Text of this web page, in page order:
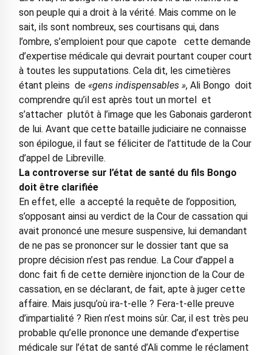
son peuple qui a droit à la vérité. Mais comme on le
sait, ils sont nombreux, ses courtisans qui, dans
l’ombre, s’emploient pour que capote cette demande
d’expertise médicale qui devrait pourtant couper court
à toutes les supputations. Cela dit, les cimetières
étant pleins de «gens indispensables », Ali Bongo doit
comprendre qu’il est après tout un mortel et
s’attacher plutôt à l’image que les Gabonais garderont
de lui. Avant que cette bataille judiciaire ne connaisse
son épilogue, il faut se féliciter de l’attitude de la Cour
d’appel de Libreville.
La controverse sur l’état de santé du fils Bongo
doit être clarifiée
En effet, elle a accepté la requête de l’opposition,
s’opposant ainsi au verdict de la Cour de cassation qui
avait prononcé une mesure suspensive, lui demandant
de ne pas se prononcer sur le dossier tant que sa
propre décision n’est pas rendue. La Cour d’appel a
donc fait fi de cette dernière injonction de la Cour de
cassation, en se déclarant, de fait, apte à juger cette
affaire. Mais jusqu’où ira-t-elle ? Fera-t-elle preuve
d’impartialité ? Rien n’est moins sûr. Car, il est très peu
probable qu’elle prononce une demande d’expertise
médicale sur l’état de santé d’Ali comme le réclament